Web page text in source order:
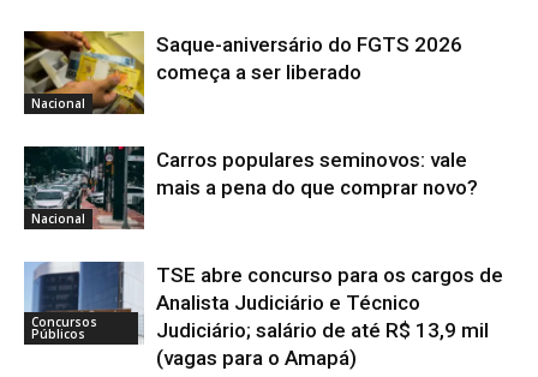
Nacional
Saque-aniversário do FGTS 2026
começa a ser liberado
Nacional
Carros populares seminovos: vale
mais a pena do que comprar novo?
Concursos
Públicos
TSE abre concurso para os cargos de
Analista Judiciário e Técnico
Judiciário; salário de até R$ 13,9 mil
(vagas para o Amapá)